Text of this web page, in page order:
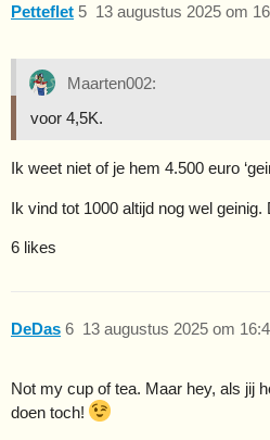
Petteflet 13 augustus 2025 om
5
Maarten002:
voor 4,5K.
Ik weet niet of je hem 4.500 euro
Ik vind tot 1000 altijd nog wel
6 likes
DeDas 13 augustus 2025 om
6
Not my cup of tea. Maar hey, als jij
doen toch!